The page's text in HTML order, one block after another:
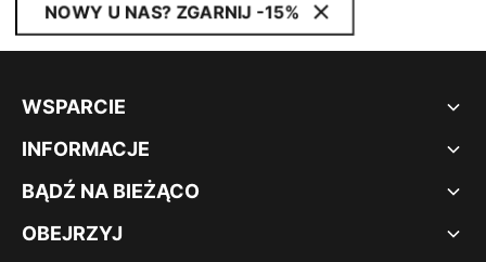
NOWY U NAS? ZGARNIJ -15%
WSPARCIE
INFORMACJE
BĄDŹ NA BIEŻĄCO
OBEJRZYJ